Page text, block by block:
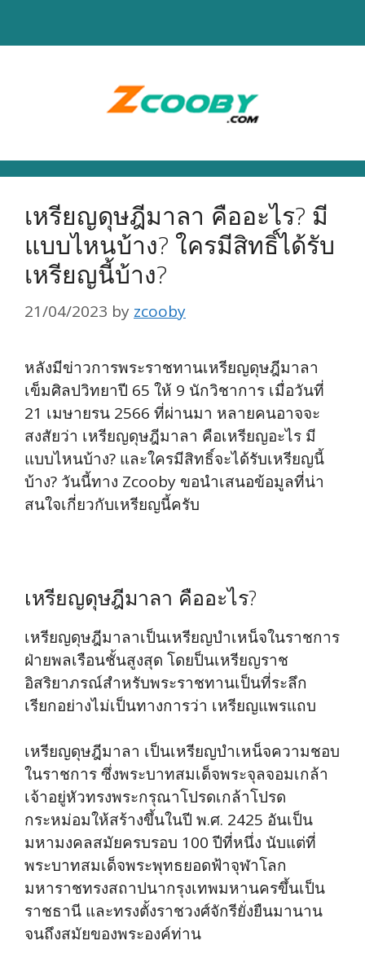
เหรียญดุษฎีมาลา คืออะไร? มี
แบบไหนบ้าง? ใครมีสิทธิ์ได้รับ
เหรียญนี้บ้าง?
21/04/2023 by zcooby
หลังมีข่าวการพระราชทานเหรียญดุษฎีมาลา
เข็มศิลปวิทยาปี 65 ให้ 9 นักวิชาการ เมื่อวันที่
21 เมษายรน 2566 ที่ผ่านมา หลายคนอาจจะ
สงสัยว่า เหรียญดุษฎีมาลา คือเหรียญอะไร มี
แบบไหนบ้าง? และใครมีสิทธิ์จะได้รับเหรียญนี้
บ้าง? วันนี้ทาง Zcooby ขอนำเสนอข้อมูลที่น่า
สนใจเกี่ยวกับเหรียญนี้ครับ
เหรียญดุษฎีมาลา คืออะไร?
เหรียญดุษฎีมาลาเป็นเหรียญบำเหน็จในราชการ
ฝ่ายพลเรือนชั้นสูงสุด โดยป็นเหรียญราช
อิสริยาภรณ์สำหรับพระราชทานเป็นที่ระลึก
เรียกอย่างไม่เป็นทางการว่า เหรียญแพรแถบ
เหรียญดุษฎีมาลา เป็นเหรียญบำเหน็จความชอบ
ในราชการ ซึ่งพระบาทสมเด็จพระจุลจอมเกล้า
เจ้าอยู่หัวทรงพระกรุณาโปรดเกล้าโปรด
กระหม่อมให้สร้างขึ้นในปี พ.ศ. 2425 อันเป็น
มหามงคลสมัยครบรอบ 100 ปีที่หนึ่ง นับแต่ที่
พระบาทสมเด็จพระพุทธยอดฟ้าจุฬาโลก
มหาราชทรงสถาปนากรุงเทพมหานครขึ้นเป็น
ราชธานี และทรงตั้งราชวงศ์จักรียั่งยืนมานาน
จนถึงสมัยของพระองค์ท่าน